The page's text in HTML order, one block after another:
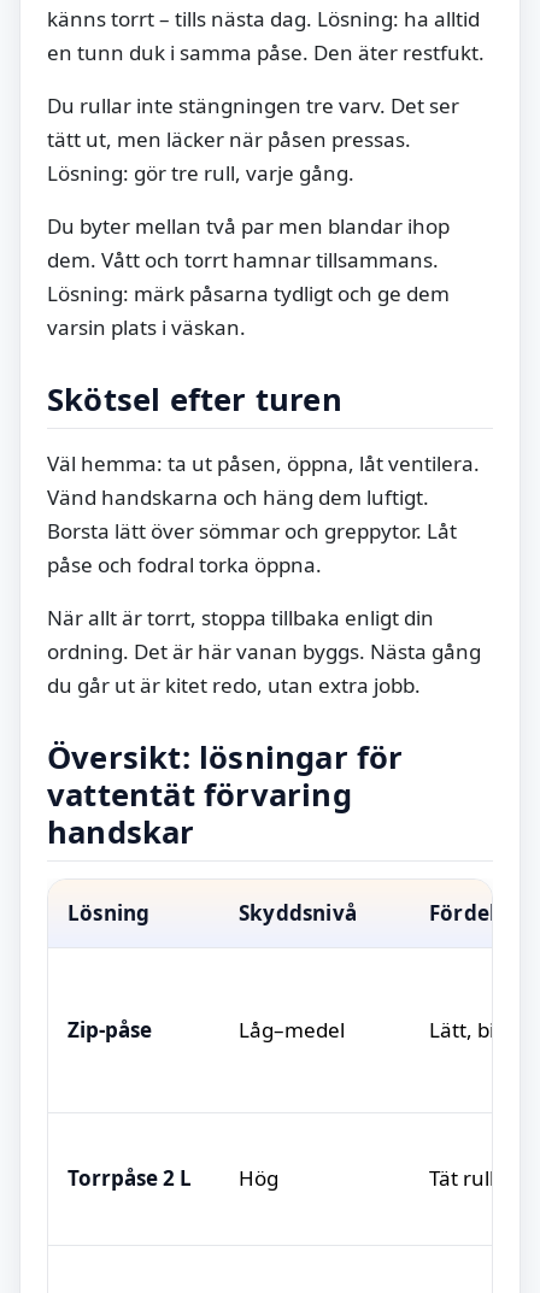
känns torrt – tills nästa dag. Lösning: ha alltid
en tunn duk i samma påse. Den äter restfukt.
Du rullar inte stängningen tre varv. Det ser
tätt ut, men läcker när påsen pressas.
Lösning: gör tre rull, varje gång.
Du byter mellan två par men blandar ihop
dem. Vått och torrt hamnar tillsammans.
Lösning: märk påsarna tydligt och ge dem
varsin plats i väskan.
Skötsel efter turen
Väl hemma: ta ut påsen, öppna, låt ventilera.
Vänd handskarna och häng dem luftigt.
Borsta lätt över sömmar och greppytor. Låt
påse och fodral torka öppna.
När allt är torrt, stoppa tillbaka enligt din
ordning. Det är här vanan byggs. Nästa gång
du går ut är kitet redo, utan extra jobb.
Översikt: lösningar för
vattentät förvaring
handskar
Lösning Skyddsnivå Fördelar
Zip-påse Låg–medel Lätt, billig,
Torrpåse 2 L Hög Tät